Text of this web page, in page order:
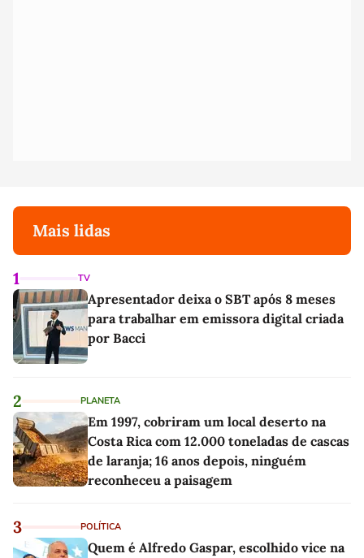
Mais lidas
1 TV
Apresentador deixa o SBT após 8 meses
para trabalhar em emissora digital criada
por Bacci
2 PLANETA
Em 1997, cobriram um local deserto na
Costa Rica com 12.000 toneladas de cascas
de laranja; 16 anos depois, ninguém
reconheceu a paisagem
3 POLÍTICA
Quem é Alfredo Gaspar, escolhido vice na